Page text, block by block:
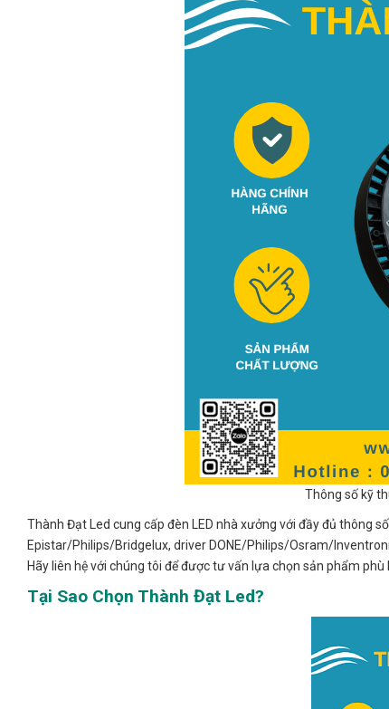
Thông số kỹ
Thành Đạt Led cung cấp đèn LED nhà xưởng với đầy đủ thông
Epistar/Philips/Bridgelux, driver DONE/Philips/Osram/
Hãy liên hệ với chúng tôi để được tư vấn lựa chọn sản phẩm phù
Tại Sao Chọn Thành Đạt Led?